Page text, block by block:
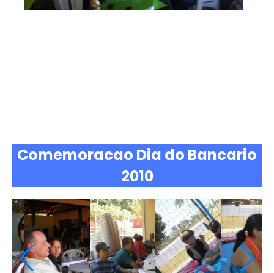
Comemoracao Dia do Bancario
2010